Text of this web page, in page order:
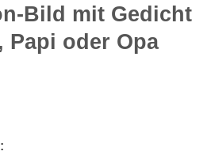
Bild mit Gedicht
Papi oder Opa